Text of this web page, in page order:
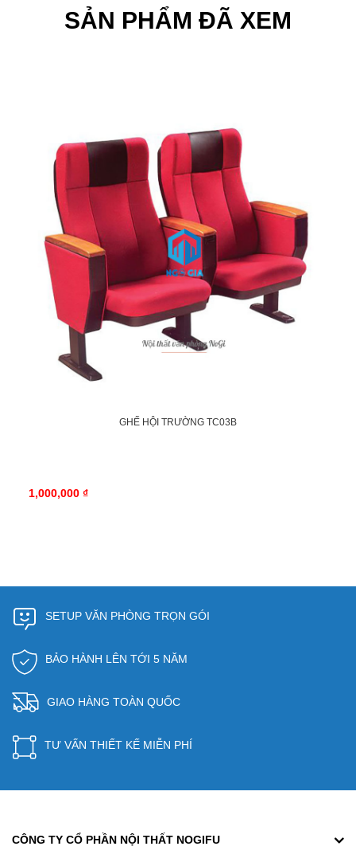
SẢN PHẨM ĐÃ XEM
GHẾ HỘI TRƯỜNG TC03B
1,000,000 ₫
SETUP VĂN PHÒNG TRỌN GÓI
BẢO HÀNH LÊN TỚI 5 NĂM
GIAO HÀNG TOÀN QUỐC
TƯ VẤN THIẾT KẾ MIỄN PHÍ
CÔNG TY CỔ PHẦN NỘI THẤT NOGIFU